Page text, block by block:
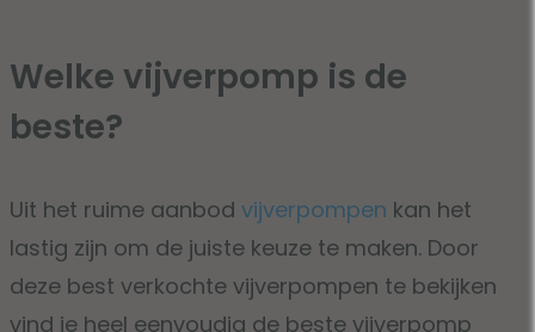
Welke vijverpomp is de
beste?
Uit het ruime aanbod vijverpompen kan het
lastig zijn om de juiste keuze te maken. Door
deze best verkochte vijverpompen te bekijken
vind je heel eenvoudig de beste vijverpomp